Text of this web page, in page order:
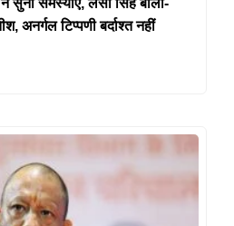
सुनीं समस्याएं, लेसी सिंह बोलीं-
अनर्गल टिप्पणी बर्दाश्त नहीं